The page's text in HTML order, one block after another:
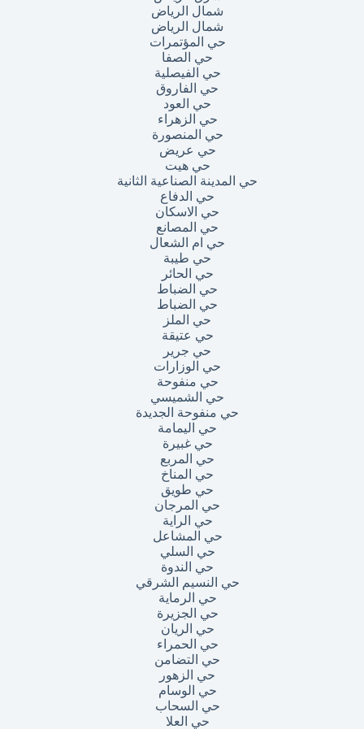
شمال الرياض
شمال الرياض
حي المؤتمرات
حي الصفا
حي الفيصلية
حي الفاروق
حي العود
حي الزهراء
حي المنصورة
حي عريض
حي هيت
حي المدينة الصناعية الثانية
حي الدفاع
حي الاسكان
حي المصانع
حي ام الشعال
حي طيبة
حي الحائر
حي الضباط
حي الضباط
حي الملز
حي عتيقة
حي جرير
حي الوزارات
حي منفوحة
حي الشميسي
حي منفوحة الجديدة
حي اليمامة
حي غبيرة
حي المربع
حي المناخ
حي طويق
حي المرجان
حي الراية
حي المشاعل
حي السلي
حي الندوة
حي النسيم الشرقي
حي الرماية
حي الجزيرة
حي الريان
حي الحمراء
حي التضامن
حي الزهور
حي الوسام
حي السحاب
حي العلا